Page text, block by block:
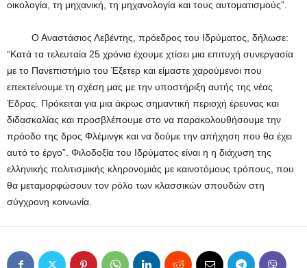
οικολογία, τη μηχανική, τη μηχανολογία και τους αυτοματισμούς”.
Ο Αναστάσιος Λεβέντης, πρόεδρος του Ιδρύματος, δήλωσε:
“Κατά τα τελευταία 25 χρόνια έχουμε χτίσει μια επιτυχή συνεργασία
με το Πανεπιστήμιο του Έξετερ και είμαστε χαρούμενοι που
επεκτείνουμε τη σχέση μας με την υποστήριξη αυτής της νέας
Έδρας. Πρόκειται για μια άκρως σημαντική περιοχή έρευνας και
διδασκαλίας και προσβλέπουμε στο να παρακολουθήσουμε την
πρόοδο της δρος Φλέμινγκ και να δούμε την απήχηση που θα έχει
αυτό το έργο”. Φιλοδοξία του Ιδρύματος είναι η η διάχυση της
ελληνικής πολιτισμικής κληρονομιάς με καινοτόμους τρόπους, που
θα μεταμορφώσουν τον ρόλο των κλασσικών σπουδών στη
σύγχρονη κοινωνία.